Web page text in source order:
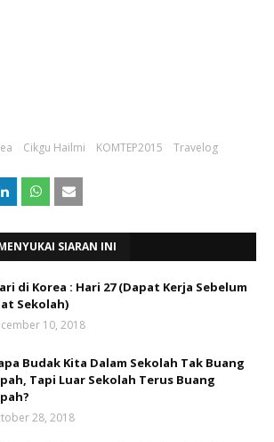
Cikgu Hailmi KOMTEP2015 Travelog
SIARAN INI
di Korea : Hari 27 (Dapat Kerja Sebelum
Sekolah)
10, 2018
Budak Kita Dalam Sekolah Tak Buang
Tapi Luar Sekolah Terus Buang
28, 2018